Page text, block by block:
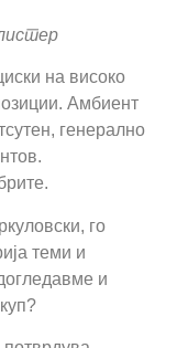
на високо
Амбиент
генерално
го
теми и
и